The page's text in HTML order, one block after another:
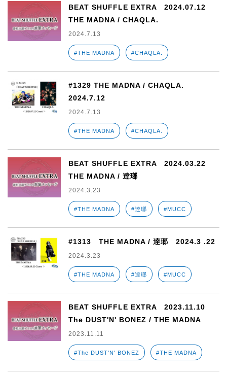
BEAT SHUFFLE EXTRA 2024.07.12
THE MADNA / CHAQLA.
2024.7.13
#THE MADNA #CHAQLA.
#1329 THE MADNA / CHAQLA.
2024.7.12
2024.7.13
#THE MADNA #CHAQLA.
BEAT SHUFFLE EXTRA 2024.03.22
THE MADNA / 逹瑯
2024.3.23
#THE MADNA #逹瑯 #MUCC
#1313 THE MADNA / 逹瑯 2024.3 .22
2024.3.23
#THE MADNA #逹瑯 #MUCC
BEAT SHUFFLE EXTRA 2023.11.10
The DUST'N' BONEZ / THE MADNA
2023.11.11
#The DUST'N' BONEZ #THE MADNA